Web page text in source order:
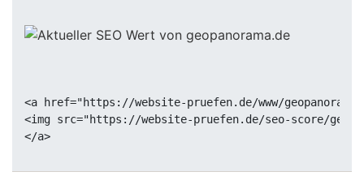
<a href="https://website-pruefen.de/www/
<img src="https://website-pruefen.de/seo-score/